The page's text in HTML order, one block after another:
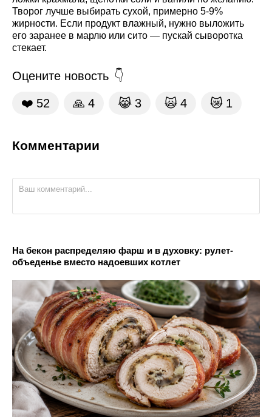
Творог лучше выбирать сухой, примерно 5-9%
жирности. Если продукт влажный, нужно выложить
его заранее в марлю или сито — пускай сыворотка
стекает.
Оцените новость
❤️ 52 🙏 4 😹 3 🙀 4 😿 1
Комментарии
На бекон распределяю фарш и в духовку: рулет-
объеденье вместо надоевших котлет